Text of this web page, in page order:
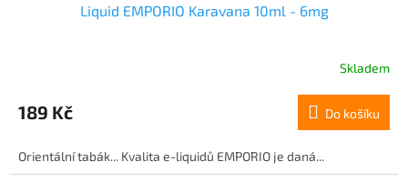
Liquid EMPORIO Karavana 10ml - 6mg
Skladem
189 Kč Do košíku
Orientální tabák... Kvalita e-liquidů EMPORIO je daná...